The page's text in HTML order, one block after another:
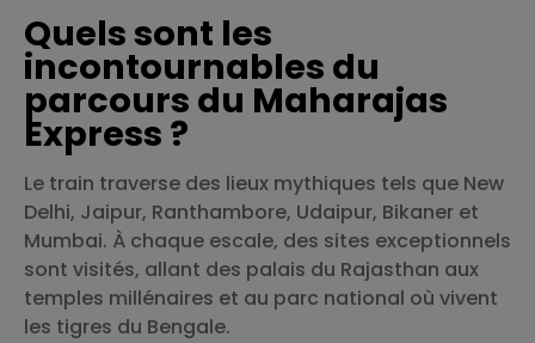
Quels sont les
incontournables du
parcours du Maharajas
Express ?
Le train traverse des lieux mythiques tels que New
Delhi, Jaipur, Ranthambore, Udaipur, Bikaner et
Mumbai. À chaque escale, des sites exceptionnels
sont visités, allant des palais du Rajasthan aux
temples millénaires et au parc national où vivent
les tigres du Bengale.